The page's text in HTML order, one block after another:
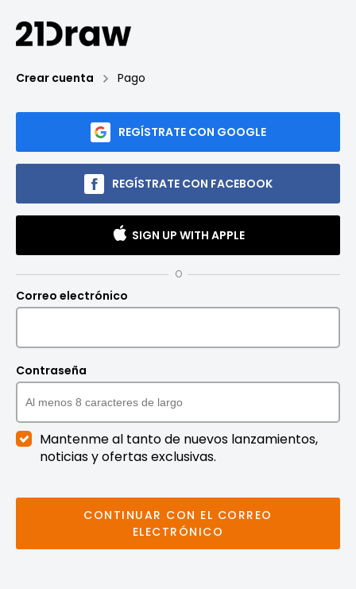
Crear cuenta Pago
REGÍSTRATE CON GOOGLE
REGÍSTRATE CON FACEBOOK
SIGN UP WITH APPLE
O
Correo electrónico
Contraseña
Mantenme al tanto de nuevos lanzamientos,
noticias y ofertas exclusivas.
CONTINUAR CON EL CORREO
ELECTRÓNICO